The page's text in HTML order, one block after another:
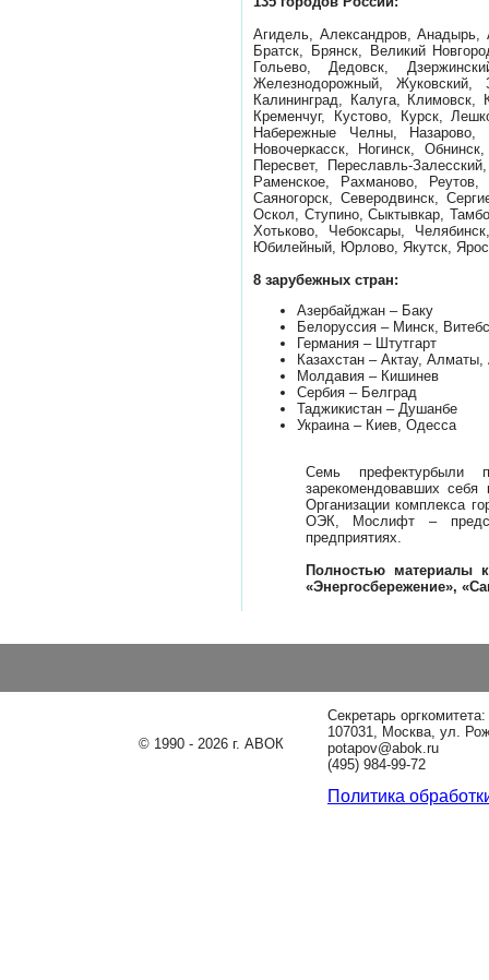
Агидель, Александров, Анадырь,
Братск, Брянск, Великий
Гольево, Дедовск,
Железнодорожный, Жуковский,
Калининград, Калуга, Климовск,
Кременчуг, Кустово, Курск,
Набережные Челны, Назарово,
Новочеркасск, Ногинск,
Пересвет, Переславль-
Раменское, Рахманово, Реутов,
Саяногорск, Северодвинск,
Оскол, Ступино, Сыктывкар,
Хотьково, Чебоксары,
Юбилейный, Юрлово, Якутск,
8 зарубежных стран:
Азербайджан – Баку
Белоруссия – Минск,
Германия – Штутгарт
Казахстан – Актау, Алматы,
Молдавия – Кишинев
Сербия – Белград
Таджикистан – Душанбе
Украина – Киев, Одесса
Семь префектурбыли
зарекомендовавших
Организации комплекса
ОЭК, Мослифт –
предприятиях.
Полностью материалы
«Энергосбережение»,
© 1990 - 2026 г. АВОК
Секретарь
107031, Москва, ул.
potapov@abok.ru
(495) 984-99-72
Политика